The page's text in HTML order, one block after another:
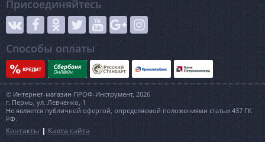
Присоединяйтесь
Способы оплаты
© Интернет-магазин ПРОФ-Инструмент, 2026
г. Пермь, ул. Левченко, 1
Не является публичной офертой, определяемой положениями статьи 437 ГК
РФ.
Контакты Карта сайта